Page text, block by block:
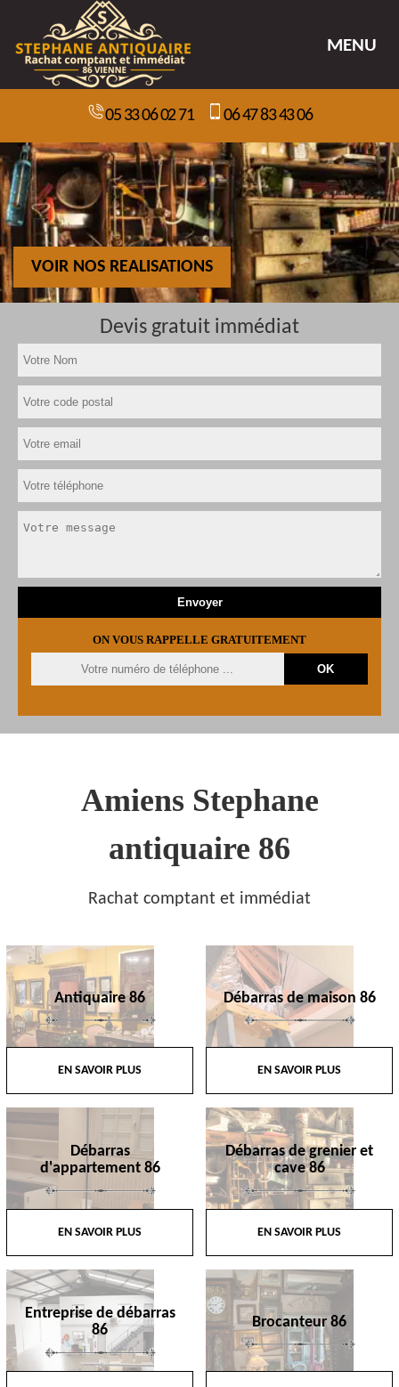
MENU
05 33 06 02 71 06 47 83 43 06
VOIR NOS REALISATIONS
Devis gratuit immédiat
ON VOUS RAPPELLE GRATUITEMENT
Amiens Stephane
antiquaire 86
Rachat comptant et immédiat
Antiquaire 86
EN SAVOIR PLUS
Débarras de maison 86
EN SAVOIR PLUS
Débarras
d'appartement 86
EN SAVOIR PLUS
Débarras de grenier et
cave 86
EN SAVOIR PLUS
Entreprise de débarras
86
Brocanteur 86